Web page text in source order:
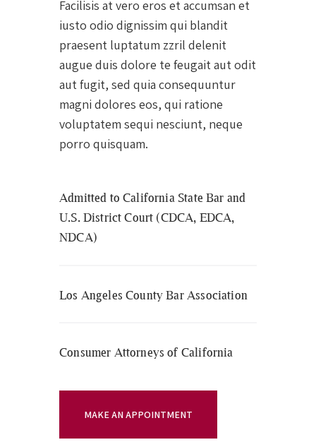
Facilisis at vero eros et accumsan et
iusto odio dignissim qui blandit
praesent luptatum zzril delenit
augue duis dolore te feugait aut odit
aut fugit, sed quia consequuntur
magni dolores eos, qui ratione
voluptatem sequi nesciunt, neque
porro quisquam.
Admitted to California State Bar and
U.S. District Court (CDCA, EDCA,
NDCA)
Los Angeles County Bar Association
Consumer Attorneys of California
MAKE AN APPOINTMENT